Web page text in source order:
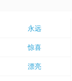
永远
惊喜
漂亮